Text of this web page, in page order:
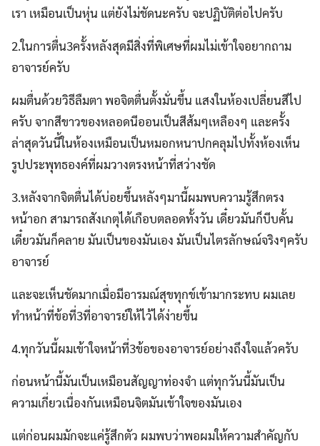
เรา เหมือนเป็นหุ่น แต่ยังไม่ชัดนะครับ จะปฏิบัติต่อไปครับ
2.ในการตื่น3ครั้งหลังสุดมีสิ่งที่พิเศษที่ผมไม่เข้าใจอยากถาม
อาจารย์ครับ
ผมตื่นด้วยวิธีลืมตา พอจิตตื่นตั้งมั่นขึ้น แสงในห้องเปลี่ยนสีไป
ครับ จากสีขาวของหลอดนีออนเป็นสีส้มๆเหลืองๆ และครั้ง
ล่าสุดวันนี้ในห้องเหมือนเป็นหมอกหนาปกคลุมไปทั้งห้องเห็น
รูปประพุทธองค์ที่ผมวางตรงหน้าที่สว่างชัด
3.หลังจากจิตตื่นได้บ่อยขึ้นหลังๆมานี้ผมพบความรู้สึกตรง
หน้าอก สามารถสังเกตุได้เกือบตลอดทั้งวัน เดี๋ยวมันก็บีบคั้น
เดี๋ยวมันก็คลาย มันเป็นของมันเอง มันเป็นไตรลักษณ์จริงๆครับ
อาจารย์
และจะเห็นชัดมากเมื่อมีอารมณ์สุขทุกข์เข้ามากระทบ ผมเลย
ทำหน้าที่ข้อที่3ที่อาจารย์ให้ไว้ได้ง่ายขึ้น
4.ทุกวันนี้ผมเข้าใจหน้าที่3ข้อของอาจารย์อย่างถึงใจแล้วครับ
ก่อนหน้านี้มันเป็นเหมือนสัญญาท่องจำ แต่ทุกวันนี้มันเป็น
ความเกี่ยวเนื่องกันเหมือนจิตมันเข้าใจของมันเอง
แต่ก่อนผมมักจะแค่รู้สึกตัว ผมพบว่าพอผมให้ความสำคัญกับ